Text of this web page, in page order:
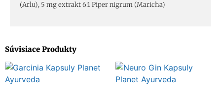
(Arlu), 5 mg extrakt 6:1 Piper nigrum (Maricha)
Súvisiace Produkty